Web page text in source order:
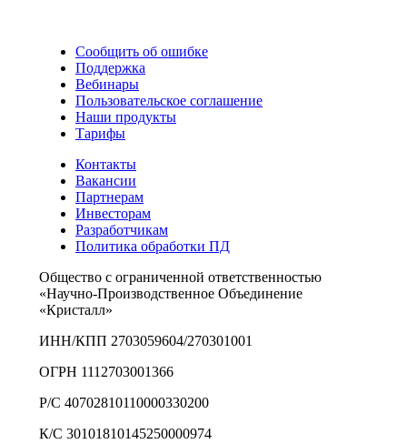
Сообщить об ошибке
Поддержка
Вебинары
Пользовательское соглашение
Наши продукты
Тарифы
Контакты
Вакансии
Партнерам
Инвесторам
Разработчикам
Политика обработки ПД
Общество с ограниченной ответственностью
«Научно-Производственное Объединение
«Кристалл»
ИНН/КПП 2703059604/270301001
ОГРН 1112703001366
Р/С 40702810110000330200
К/С 30101810145250000974